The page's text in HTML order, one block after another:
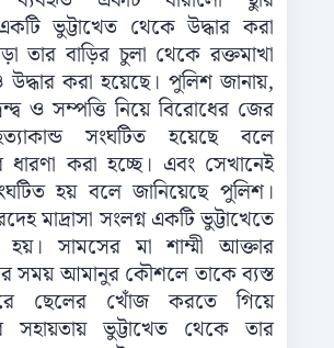
ভুট্টাখেত থেকে উদ্ধার করা
তার বাড়ির চুলা থেকে রক্তমাখা
উদ্ধার করা হয়েছে। পুলিশ জানায়,
ও সম্পত্তি নিয়ে বিরোধের জের
সংঘটিত হয়েছে বলে
ধারণা করা হচ্ছে। এবং সেখানেই
হয় বলে জানিয়েছে পুলিশ।
মাদ্রাসা সংলগ্ন একটি ভুট্টাখেতে
হয়। সামসের মা শাম্মী আক্তার
সময় আমানুর কৌশলে তাকে ব্যস্ত
ছেলের খোঁজ করতে গিয়ে
সহায়তায় ভুট্টাখেত থেকে তার